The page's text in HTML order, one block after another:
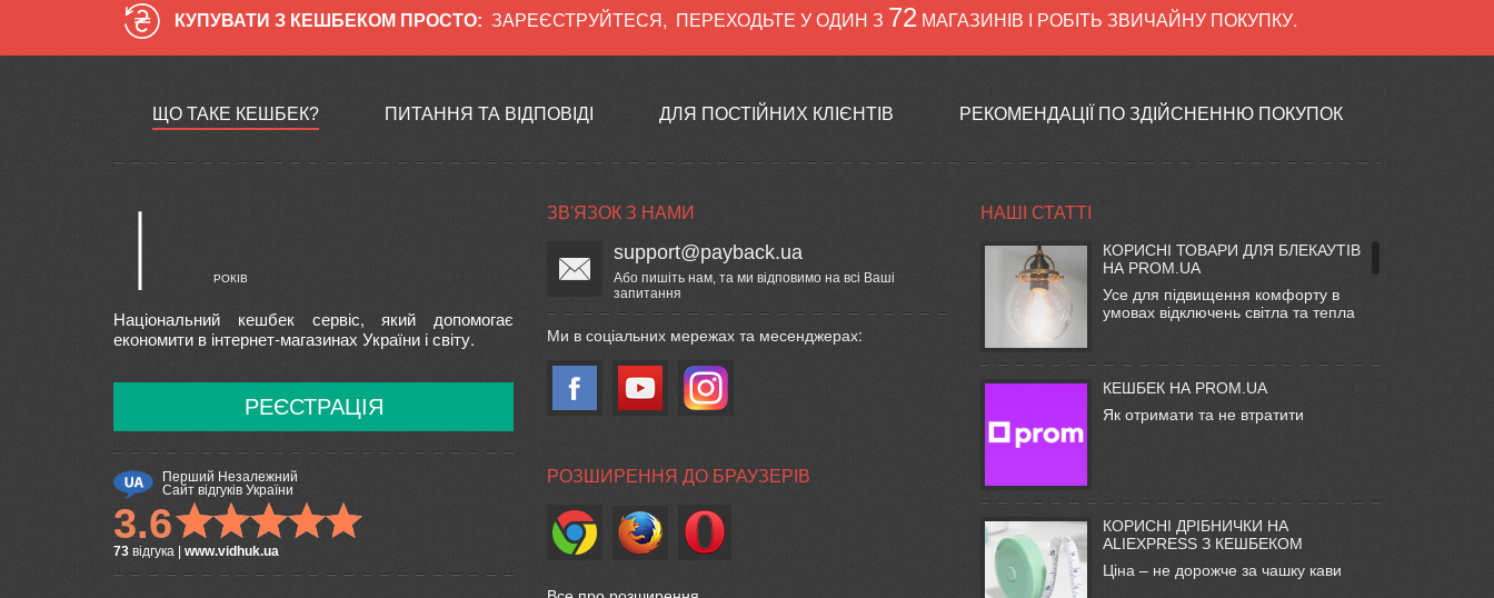
КУПУВАТИ З КЕШБЕКОМ ПРОСТО: ЗАРЕЄСТРУЙТЕСЯ, ПЕРЕХОДЬТЕ У ОДИН З 72 МАГАЗИНІВ І РОБІТЬ ЗВИЧАЙНУ ПОКУПКУ.
ЩО ТАКЕ КЕШБЕК? ПИТАННЯ ТА ВІДПОВІДІ ДЛЯ ПОСТІЙНИХ КЛІЄНТІВ РЕКОМЕНДАЦІЇ ПО ЗДІЙСНЕННЮ ПОКУПОК
Національний кешбек сервіс, який допомогає
економити в інтернет-магазинах України і світу.
РЕЄСТРАЦІЯ
Перший Незалежний
Сайт відгуків України
3.6
73 відгука www.vidhuk.ua
ЗВ'ЯЗОК З НАМИ
support@payback.ua
Або пишіть нам, та ми відповимо на всі Ваші
запитання
Ми в соціальних мережах та месенджерах:
РОЗШИРЕННЯ ДО БРАУЗЕРІВ
НАШІ СТАТТІ
КОРИСНІ ТОВАРИ ДЛЯ БЛЕКАУТІВ
НА PROM.UA
Усе для підвищення комфорту в
умовах відключень світла та тепла
КЕШБЕК НА PROM.UA
Як отримати та не втратити
КОРИСНІ ДРІБНИЧКИ НА
ALIEXPRESS З КЕШБЕКОМ
Ціна – не дорожче за чашку кави